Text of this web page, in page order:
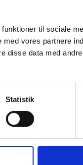
til sociale
vores partnere
disse data med
Statistik
vi udarbejder en LCA,
En analyse af
Sammenligning af